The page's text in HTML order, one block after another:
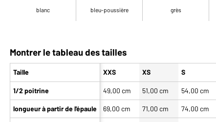
blanc bleu-poussière grès
Montrer le tableau des tailles
Taille
1/2 poitrine
longueur à partir de l'épaule
XXS XS S
49,00 cm 51,00 cm 54,00 cm
69,00 cm 71,00 cm 74,00 cm